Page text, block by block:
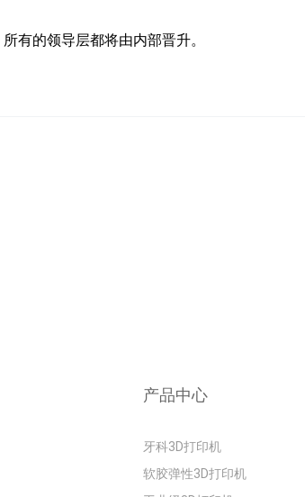
所有的领导层都将由内部晋升。
产品中心
牙科3D打印机
软胶弹性3D打印机